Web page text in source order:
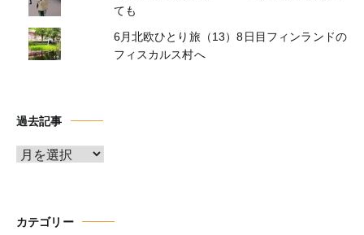
ても
6月北欧ひとり旅（13）8日目フィンランドの
フィスカルス村へ
過去記事
ア
ブ
カテゴリー